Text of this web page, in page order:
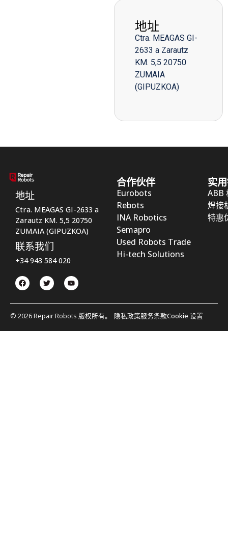
地址
Ctra. MEAGAS GI-
2633 a Zarautz
KM. 5,5 20750
ZUMAIA
(GIPUZKOA)
地址
Ctra. MEAGAS GI-2633 a
Zarautz KM. 5,5 20750
ZUMAIA (GIPUZKOA)
联系我们
+34 943 584 020
合作伙伴
Eurobots
Rebots
INA Robotics
Semapro
Used Robots Trade
Hi-tech Solutions
实
ABB
焊接
特惠
© 2026 Repair Robots 版权所有。 隐私政策服务条款Cookie 设置